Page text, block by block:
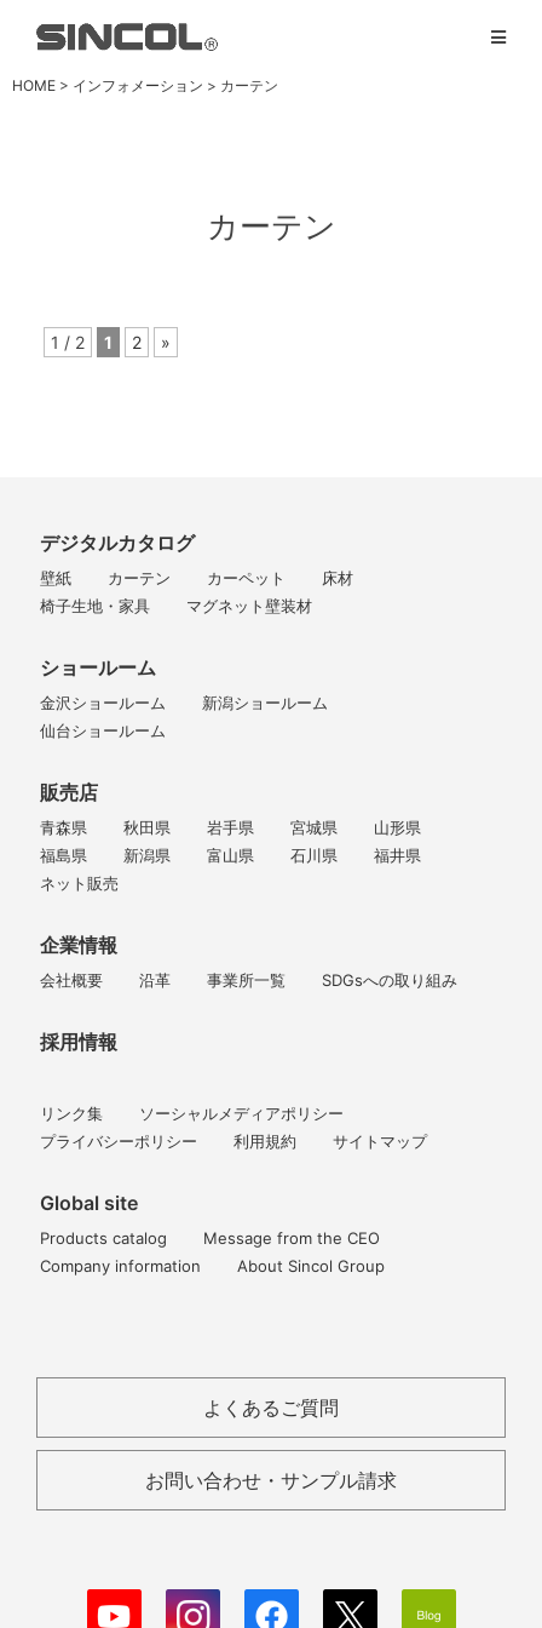
HOME > インフォメーション > カーテン
カーテン
1 / 2 1 2 »
デジタルカタログ
壁紙 カーテン カーペット
床材
椅子生地・家具
マグネット壁装材
ショールーム
金沢ショールーム
新潟ショールーム
仙台ショールーム
販売店
青森県 秋田県 岩手県 宮城県
山形県
福島県
新潟県 富山県 石川県
福井県
ネット販売
企業情報
会社概要 沿革 事業所一覧 SDGsへの取り組み
採用情報
リンク集
ソーシャルメディアポリシー
プライバシーポリシー
利用規約 サイトマップ
Global site
Products catalog
Message from the CEO
Company information
About Sincol Group
よくあるご質問
お問い合わせ・サンプル請求